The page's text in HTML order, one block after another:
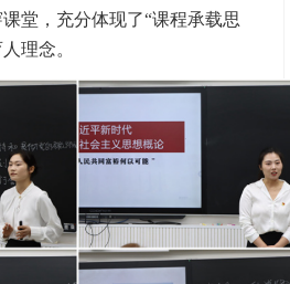
堂，充分体现了“课程承载思
理念。